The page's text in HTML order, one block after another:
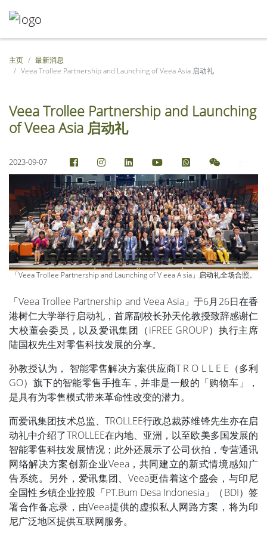
主页
最新消息
Veea Trollee Partnership and Launching of Veea Asia 启动礼
Veea Trollee Partnership and Launching
of Veea Asia 启动礼
2023-09-07
「Veea Trollee Partnership and Launching of V eea A sia」启动礼全场合照。
「Veea Trollee Partnership and Veea Asia」于6月26日在香
港树仁大学举行启动礼，首席副校长孙天伦教授致辞感谢仁
大校董会委员，以及爱讯集团（iFREE GROUP）执行主席
陆国权先生对零售科技发展的分享。
孙教授认为， 智能零售解决方案供应商T R O L L E E（多利
GO）旗下的智能零售手推车，并非是一般的「购物车」，
是具有为零售模式带来革命性改变的潜力。
而爱讯集团技术总监、TROLLEE行政总裁苏维锋先生亦在启
动礼中介绍了TROLLEE在内地、亚洲，以至欧美多国发展的
智能零售科技发展情况；此外还展示了公司伙拍，专营通讯
网络解决方案创新企业Veea，共同建立的新式情境感知广
告系统。另外，爱讯集团、Veea更借着这个盛会，与印尼
全国性乡镇企业控股「PT.Bum Desa Indonesia」（BDI）签
署合作备忘录，由Veea提供的虚拟私人网路方案，将为印
尼广泛地区提供互联网服务。